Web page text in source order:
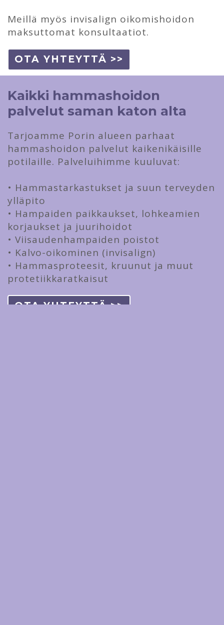
Meillä myös invisalign oikomishoidon
maksuttomat konsultaatiot.
OTA YHTEYTTÄ >>
Kaikki hammashoidon
palvelut saman katon alta
Tarjoamme Porin alueen parhaat
hammashoidon palvelut kaikenikäisille
potilaille. Palveluihimme kuuluvat:
• Hammastarkastukset ja suun terveyden
ylläpito
• Hampaiden paikkaukset, lohkeamien
korjaukset ja juurihoidot
• Viisaudenhampaiden poistot
• Kalvo-oikominen (invisalign)
• Hammasproteesit, kruunut ja muut
protetiikkaratkaisut
OTA YHTEYTTÄ >>